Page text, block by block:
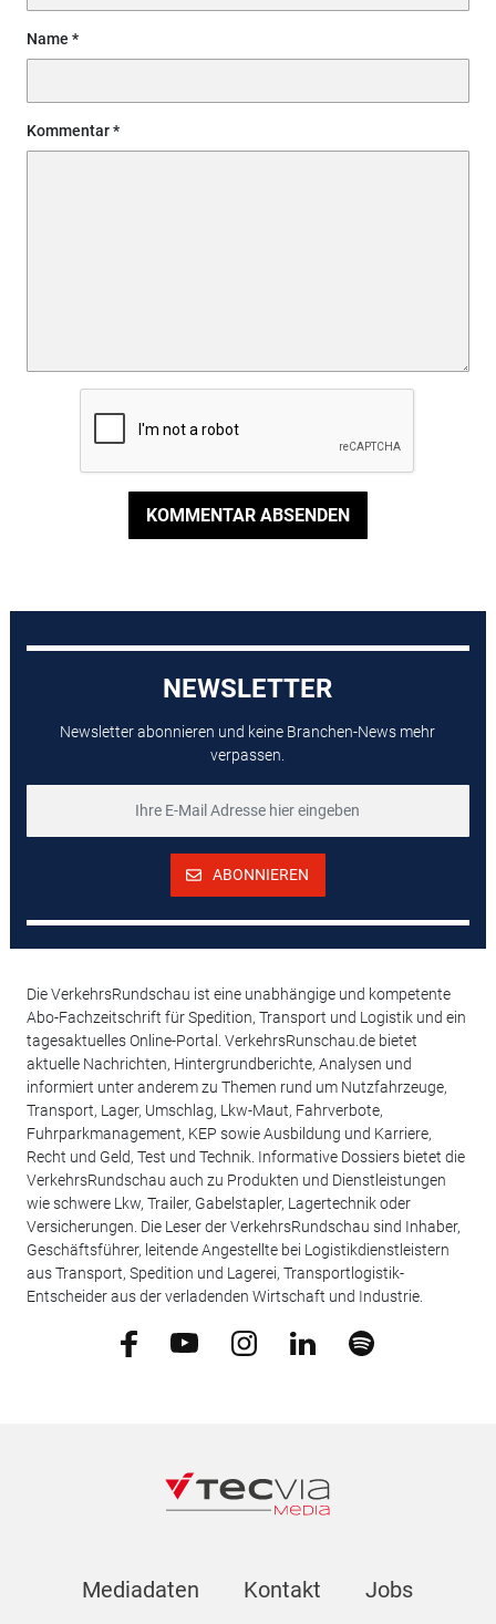
Name
Kommentar
KOMMENTAR ABSENDEN
NEWSLETTER
Newsletter abonnieren und keine Branchen-News mehr
verpassen.
ABONNIEREN
Die VerkehrsRundschau ist eine unabhängige und kompetente
Abo-Fachzeitschrift für Spedition, Transport und Logistik und ein
tagesaktuelles Online-Portal. VerkehrsRunschau.de bietet
aktuelle Nachrichten, Hintergrundberichte, Analysen und
informiert unter anderem zu Themen rund um Nutzfahrzeuge,
Transport, Lager, Umschlag, Lkw-Maut, Fahrverbote,
Fuhrparkmanagement, KEP sowie Ausbildung und Karriere,
Recht und Geld, Test und Technik. Informative Dossiers bietet die
VerkehrsRundschau auch zu Produkten und Dienstleistungen
wie schwere Lkw, Trailer, Gabelstapler, Lagertechnik oder
Versicherungen. Die Leser der VerkehrsRundschau sind Inhaber,
Geschäftsführer, leitende Angestellte bei Logistikdienstleistern
aus Transport, Spedition und Lagerei, Transportlogistik-
Entscheider aus der verladenden Wirtschaft und Industrie.
Mediadaten Kontakt Jobs